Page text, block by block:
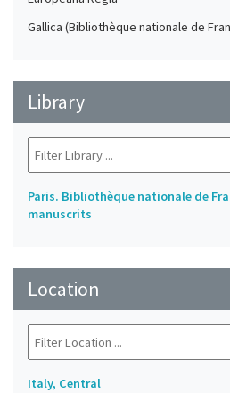
Gallica (Bibliothèque nationale de
Library
Paris. Bibliothèque nationale de
manuscrits
Location
Italy, Central